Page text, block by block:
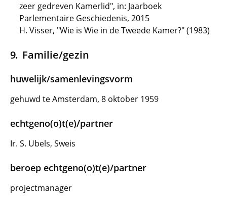
zeer gedreven Kamerlid", in: Jaarboek
Parlementaire Geschiedenis, 2015
H. Visser, "Wie is Wie in de Tweede Kamer?" (1983)
Familie/gezin
huwelijk/samenlevingsvorm
gehuwd te Amsterdam, 8 oktober 1959
echtgeno(o)t(e)/partner
Ir. S. Ubels, Sweis
beroep echtgeno(o)t(e)/partner
projectmanager